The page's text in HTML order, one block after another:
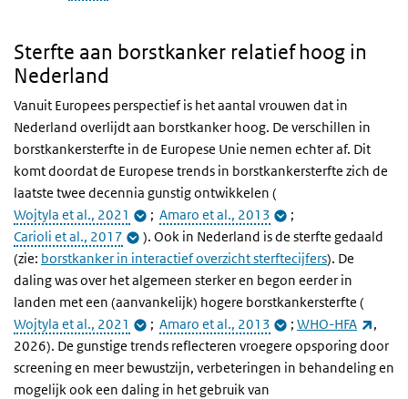
Sterfte aan borstkanker relatief hoog in
Nederland
Vanuit Europees perspectief is het aantal vrouwen dat in
Nederland overlijdt aan borstkanker hoog. De verschillen in
borstkankersterfte in de Europese Unie nemen echter af. Dit
komt doordat de Europese trends in borstkankersterfte zich de
laatste twee decennia gunstig ontwikkelen (
Wojtyla et al., 2021
; Amaro et al., 2013
;
Carioli et al., 2017
). Ook in Nederland is de sterfte gedaald
(zie: borstkanker in interactief overzicht sterftecijfers). De
daling was over het algemeen sterker en begon eerder in
landen met een (aanvankelijk) hogere borstkankersterfte (
Wojtyla et al., 2021
; Amaro et al., 2013 ; WHO-HFA
,
2026). De gunstige trends reflecteren vroegere opsporing door
screening en meer bewustzijn, verbeteringen in behandeling en
mogelijk ook een daling in het gebruik van